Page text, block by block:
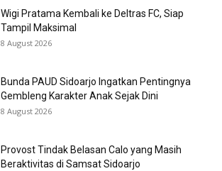
Wigi Pratama Kembali ke Deltras FC, Siap
Tampil Maksimal
8 August 2026
Bunda PAUD Sidoarjo Ingatkan Pentingnya
Gembleng Karakter Anak Sejak Dini
8 August 2026
Provost Tindak Belasan Calo yang Masih
Beraktivitas di Samsat Sidoarjo